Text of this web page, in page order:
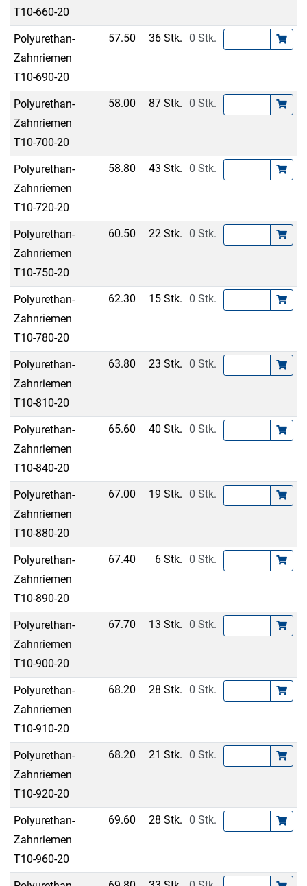
T10-660-20
Polyurethan-
Zahnriemen
T10-690-20
57.50 36 Stk. 0 Stk.
Polyurethan-
Zahnriemen
T10-700-20
58.00 87 Stk. 0 Stk.
Polyurethan-
Zahnriemen
T10-720-20
58.80 43 Stk. 0 Stk.
Polyurethan-
Zahnriemen
T10-750-20
60.50 22 Stk. 0 Stk.
Polyurethan-
Zahnriemen
T10-780-20
62.30 15 Stk. 0 Stk.
Polyurethan-
Zahnriemen
T10-810-20
63.80 23 Stk. 0 Stk.
Polyurethan-
Zahnriemen
T10-840-20
65.60 40 Stk. 0 Stk.
Polyurethan-
Zahnriemen
T10-880-20
67.00 19 Stk. 0 Stk.
Polyurethan-
Zahnriemen
T10-890-20
67.40 6 Stk. 0 Stk.
Polyurethan-
Zahnriemen
T10-900-20
67.70 13 Stk. 0 Stk.
Polyurethan-
Zahnriemen
T10-910-20
68.20 28 Stk. 0 Stk.
Polyurethan-
Zahnriemen
T10-920-20
68.20 21 Stk. 0 Stk.
Polyurethan-
Zahnriemen
T10-960-20
69.60 28 Stk. 0 Stk.